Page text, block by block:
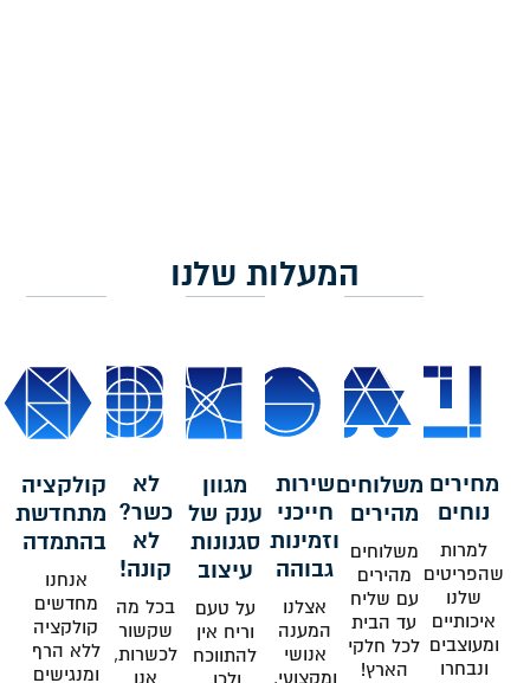
המעלות שלנו
מחירים
נוחים
למרות
שהפריטים
שלנו
איכותיים
ומעוצבים
ונבחרו
משלוחים
מהירים
משלוחים
מהירים
עם שליח
עד הבית
לכל חלקי
הארץ!
שירות
חייכני
וזמינות
גבוהה
אצלנו
המענה
אנושי
ומקצועי,
מגוון
ענק של
סגנונות
עיצוב
על טעם
וריח אין
להתווכח
לא
כשר?
לא
קונה!
בכל מה
שקשור
לכשרות,
אנו
קולקציה
מתחדשת
בהתמדה
אנחנו
מחדשים
קולקציה
ללא הרף
ומנגישים